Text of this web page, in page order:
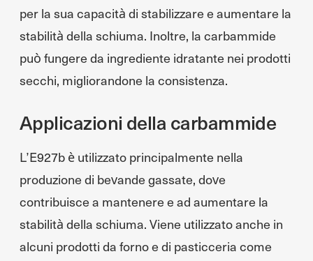
per la sua capacità di stabilizzare e aumentare la
stabilità della schiuma. Inoltre, la carbammide
può fungere da ingrediente idratante nei prodotti
secchi, migliorandone la consistenza.
Applicazioni della carbammide
L’E927b è utilizzato principalmente nella
produzione di bevande gassate, dove
contribuisce a mantenere e ad aumentare la
stabilità della schiuma. Viene utilizzato anche in
alcuni prodotti da forno e di pasticceria come